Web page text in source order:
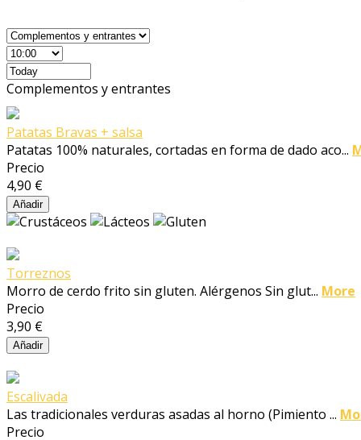
Complementos y entrantes
Patatas Bravas + salsa
Patatas 100% naturales, cortadas en forma de dado aco...
Precio
4,90 €
Añadir
Torreznos
Morro de cerdo frito sin gluten. Alérgenos Sin glut... More
Precio
3,90 €
Añadir
Escalivada
Las tradicionales verduras asadas al horno (Pimiento ...
Precio